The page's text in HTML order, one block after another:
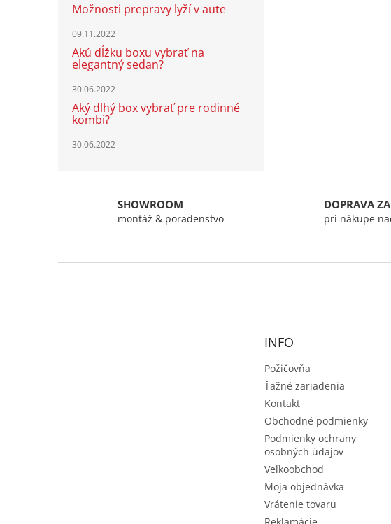
Možnosti prepravy lyží v aute
09.11.2022
Akú dĺžku boxu vybrať na
elegantný sedan?
30.06.2022
Aký dlhý box vybrať pre rodinné
kombi?
30.06.2022
SHOWROOM
montáž & poradenstvo
DOPRAVA
pri nákupe
INFO
Požičovňa
Ťažné zariadenia
Kontakt
Obchodné podmienky
Podmienky ochrany
osobných údajov
Veľkoobchod
Moja objednávka
Vrátenie tovaru
Reklamácie